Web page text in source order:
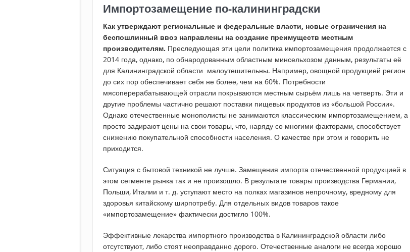
Импортозамещение по-калининградски
Как утверждают региональные и федеральные власти, новые ограничения на
беспошлинный ввоз направлены на создание преимуществ местным
производителям. Преследующая эти цели политика импортозамещения продолжается с
2014 года, однако, по обнародованным областным минсельхозом данным, результаты её
для Калининградской области малоутешительны. Например, овощной продукцией регион
до сих пор обеспечивает себя не более, чем на 60%. Потребности
мясоперерабатывающей отрасли покрываются местным сырьём лишь на четверть. Эти и
другие проблемы частично решают поставки пищевых продуктов из «большой России».
Однако отечественные монополисты не занимаются классическим импортозамещением, а
просто задирают цены на свои товары, что, наряду со многими факторами, способствует
снижению покупательной способности населения. О качестве при этом и говорить не
приходится.
Ситуация с бытовой техникой не лучше. Замещения импорта отечественной продукцией в
этом сегменте рынка так и не произошло. В результате товары производства Германии,
Польши, Италии и т. д. уступают место на полках магазинов непрочному, вредному для
здоровья китайскому ширпотребу. Для отдельных видов товаров такое
«импортозамещение» фактически достигло 100%.
Эффективные лекарства импортного производства в Калининградской области либо
отсутствуют, либо стоят неоправданно дорого. Отечественные аналоги не всегда хорошо